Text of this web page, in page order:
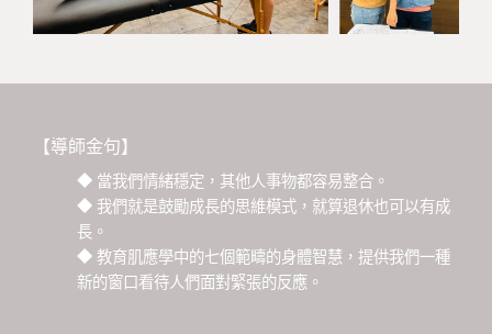
【導師金句】
◆ 當我們情緒穩定，其他人事物都容易整合。
◆ 我們就是鼓勵成長的思維模式，就算退休也可以有成
長。
◆ 教育肌應學中的七個範疇的身體智慧，提供我們一種
新的窗口看待人們面對緊張的反應。